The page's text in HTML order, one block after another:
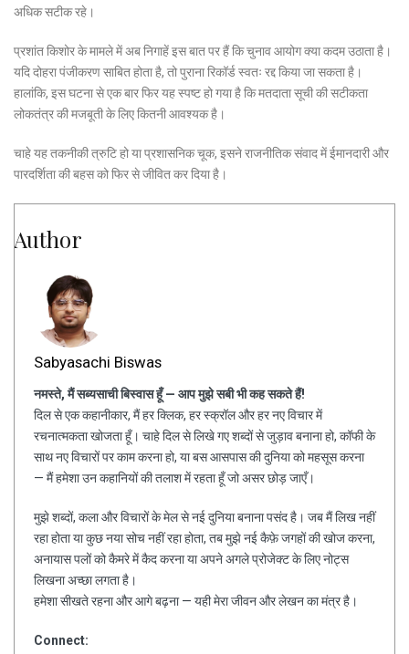
अधिक सटीक रहे।
प्रशांत किशोर के मामले में अब निगाहें इस बात पर हैं कि चुनाव आयोग क्या कदम उठाता है।
यदि दोहरा पंजीकरण साबित होता है, तो पुराना रिकॉर्ड स्वतः रद्द किया जा सकता है।
हालांकि, इस घटना से एक बार फिर यह स्पष्ट हो गया है कि मतदाता सूची की सटीकता
लोकतंत्र की मजबूती के लिए कितनी आवश्यक है।
चाहे यह तकनीकी त्रुटि हो या प्रशासनिक चूक, इसने राजनीतिक संवाद में ईमानदारी और
पारदर्शिता की बहस को फिर से जीवित कर दिया है।
Author
Sabyasachi Biswas
नमस्ते, मैं सब्यसाची बिस्वास हूँ — आप मुझे सबी भी कह सकते हैं!
दिल से एक कहानीकार, मैं हर क्लिक, हर स्क्रॉल और हर नए विचार में
रचनात्मकता खोजता हूँ। चाहे दिल से लिखे गए शब्दों से जुड़ाव बनाना हो, कॉफी के
साथ नए विचारों पर काम करना हो, या बस आसपास की दुनिया को महसूस करना
— मैं हमेशा उन कहानियों की तलाश में रहता हूँ जो असर छोड़ जाएँ।
मुझे शब्दों, कला और विचारों के मेल से नई दुनिया बनाना पसंद है। जब मैं लिख नहीं
रहा होता या कुछ नया सोच नहीं रहा होता, तब मुझे नई कैफ़े जगहों की खोज करना,
अनायास पलों को कैमरे में कैद करना या अपने अगले प्रोजेक्ट के लिए नोट्स
लिखना अच्छा लगता है।
हमेशा सीखते रहना और आगे बढ़ना — यही मेरा जीवन और लेखन का मंत्र है।
Connect: